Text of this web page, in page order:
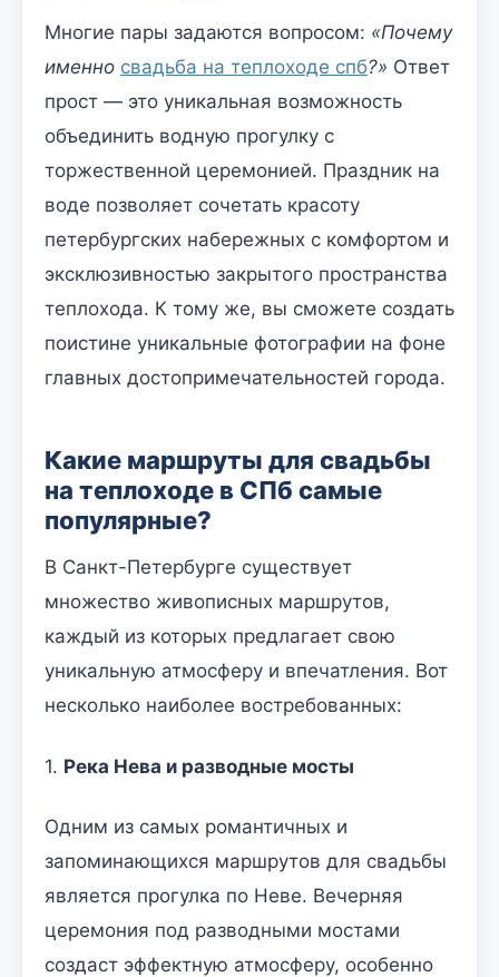
Многие пары задаются вопросом: «Почему
именно свадьба на теплоходе спб?» Ответ
прост — это уникальная возможность
объединить водную прогулку с
торжественной церемонией. Праздник на
воде позволяет сочетать красоту
петербургских набережных с комфортом и
эксклюзивностью закрытого пространства
теплохода. К тому же, вы сможете создать
поистине уникальные фотографии на фоне
главных достопримечательностей города.
Какие маршруты для свадьбы
на теплоходе в СПб самые
популярные?
В Санкт-Петербурге существует
множество живописных маршрутов,
каждый из которых предлагает свою
уникальную атмосферу и впечатления. Вот
несколько наиболее востребованных:
1. Река Нева и разводные мосты
Одним из самых романтичных и
запоминающихся маршрутов для свадьбы
является прогулка по Неве. Вечерняя
церемония под разводными мостами
создаст эффектную атмосферу, особенно